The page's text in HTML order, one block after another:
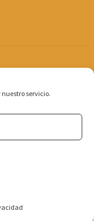
servicio.
2026